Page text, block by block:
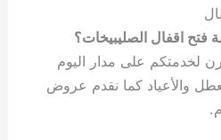
فتح اقفال الصليبيخات؟
لخدمتكم على مدار اليوم
والأعياد كما نقدم عروض